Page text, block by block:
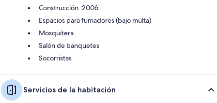
Construcción: 2006
Espacios para fumadores (bajo multa)
Mosquitera
Salón de banquetes
Socorristas
Servicios de la habitación